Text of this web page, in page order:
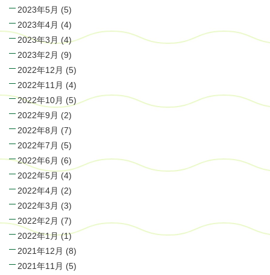
2023年5月 (5)
2023年4月 (4)
2023年3月 (4)
2023年2月 (9)
2022年12月 (5)
2022年11月 (4)
2022年10月 (5)
2022年9月 (2)
2022年8月 (7)
2022年7月 (5)
2022年6月 (6)
2022年5月 (4)
2022年4月 (2)
2022年3月 (3)
2022年2月 (7)
2022年1月(1)
2021年12月 (8)
2021年11月 (5)